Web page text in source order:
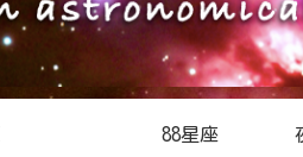
88星座